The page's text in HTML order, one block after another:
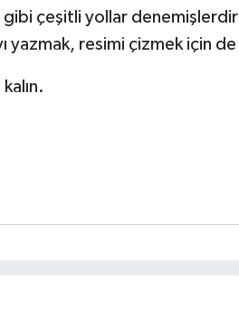
çeşitli yollar
yazmak, resimi çizmek için